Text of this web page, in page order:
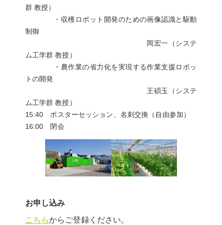
群 教授）
・収穫ロボット開発のための画像認識と駆動
制御
岡宏一（システ
ム工学群 教授）
・農作業の省力化を実現する作業支援ロボッ
トの開発
王碩玉（システ
ム工学群 教授）
15:40 ポスターセッション、名刺交換（自由参加）
16:00 閉会
お申し込み
こちらからご登録ください。